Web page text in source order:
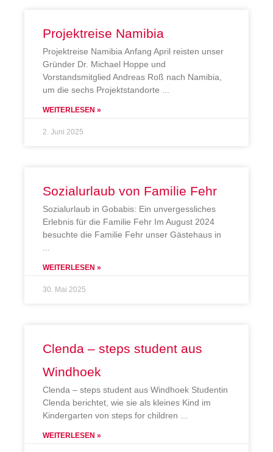
Projektreise Namibia
Projektreise Namibia Anfang April reisten unser
Gründer Dr. Michael Hoppe und
Vorstandsmitglied Andreas Roß nach Namibia,
um die sechs Projektstandorte
WEITERLESEN »
2. Juni 2025
Sozialurlaub von Familie Fehr
Sozialurlaub in Gobabis: Ein unvergessliches
Erlebnis für die Familie Fehr Im August 2024
besuchte die Familie Fehr unser Gästehaus in
WEITERLESEN »
30. Mai 2025
Clenda – steps student aus
Windhoek
Clenda – steps student aus Windhoek Studentin
Clenda berichtet, wie sie als kleines Kind im
Kindergarten von steps for children
WEITERLESEN »